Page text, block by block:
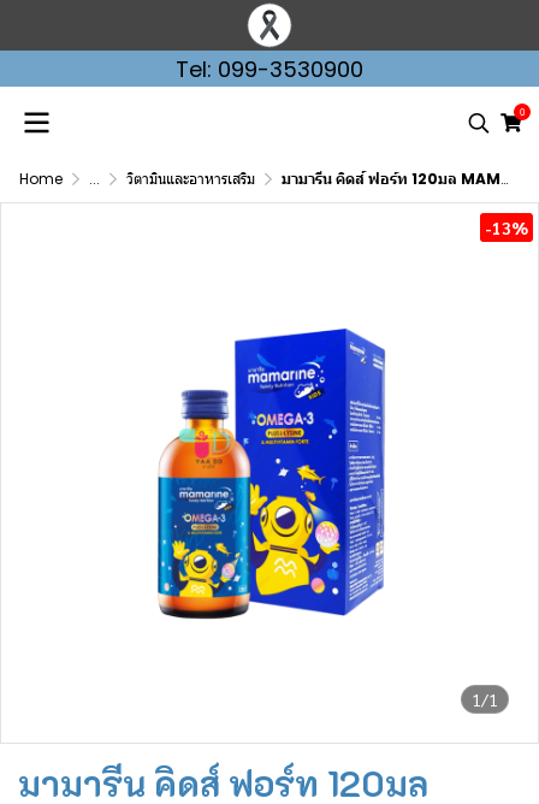
Tel: 099-3530900
0
Home ... วิตามินและอาหารเสริม มามารีน คิดส์ ฟอร์ท 120มล MAMARINE KIDS FORTE 120ML
1/1
-13%
มามารีน คิดส์ ฟอร์ท 120มล